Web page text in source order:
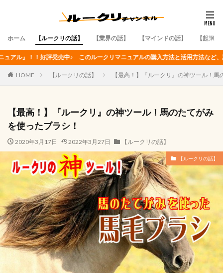
ホーム 【ルークリの話】 【業界の話】 【マインドの話】 【起業
中♪ このルークリマニュアルの購入方法と活用方法など、詳細はここをチェッ
HOME 【ルークリの話】 【最高！】『ルークリ』の神ツール！
【最高！】『ルークリ』の神ツール！馬のたてがみ
を使ったブラシ！
2020年3月17日 2022年3月27日 【ルークリの話】
【ルークリの話】